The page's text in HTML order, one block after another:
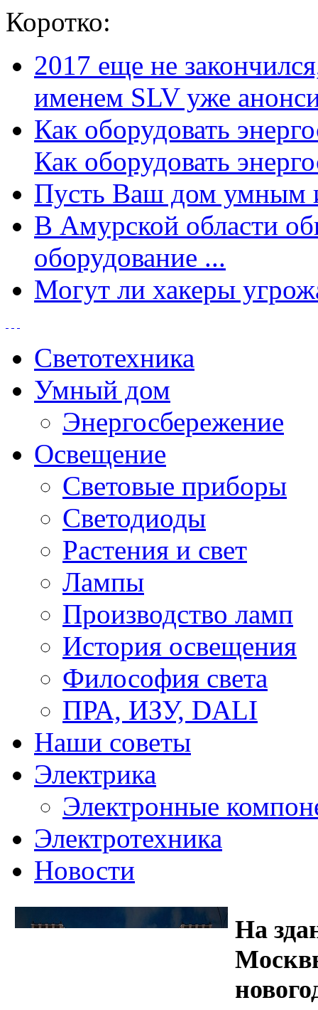
Коротко:
2017 еще не
именем SLV уже
Как оборудовать
Как оборудовать
Пусть Ваш дом умным
В Амурской области
оборудование ...
Могут ли хакеры
Светотехника
Умный дом
Энергосбережение
Освещение
Световые приборы
Светодиоды
Растения и свет
Лампы
Производство ламп
История освещения
Философия света
ПРА, ИЗУ, DALI
Наши советы
Электрика
Электронные
Электротехника
Новости
На